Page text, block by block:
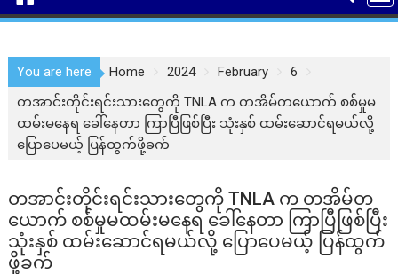
You are here Home 2024 February
6
တအာင်းတိုင်းရင်းသားတွေကို TNLA က တအိမ်တယောက် စစ်မှုမ
ထမ်းမနေရ ခေါ်နေတာ ကြာပြီဖြစ်ပြီး သုံးနှစ် ထမ်းဆောင်ရမယ်လို့
ပြောပေမယ့် ပြန်ထွက်ဖို့ခက်
တအာင်းတိုင်းရင်းသားတွေကို TNLA က တအိမ်တ
ယောက် စစ်မှုမထမ်းမနေရ ခေါ်နေတာ ကြာပြီဖြစ်ပြီး
သုံးနှစ် ထမ်းဆောင်ရမယ်လို့ ပြောပေမယ့် ပြန်ထွက်
ဖို့ခက်